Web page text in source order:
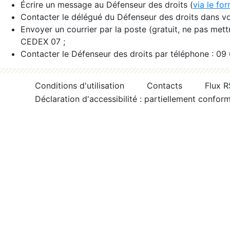
Écrire un message au Défenseur des droits (via le
Contacter le délégué du Défenseur des droits dans
Envoyer un courrier par la poste (gratuit, ne pas
CEDEX 07 ;
Contacter le Défenseur des droits par téléphone :
Conditions d'utilisation Contacts
Flux
Déclaration d'accessibilité : partiellement